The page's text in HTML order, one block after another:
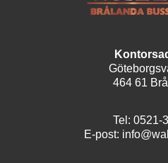
464 61
Tel: 0521-
E-post: